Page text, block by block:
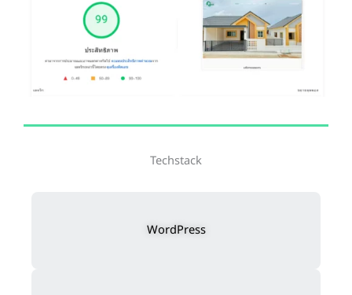
Techstack
WordPress